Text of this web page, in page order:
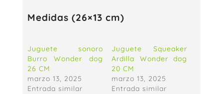
Medidas (26×13 cm)
Juguete sonoro
Burro Wonder dog
26 CM
marzo 13, 2025
Entrada similar
Juguete Squeaker
Ardilla Wonder dog
20 CM
marzo 13, 2025
Entrada similar